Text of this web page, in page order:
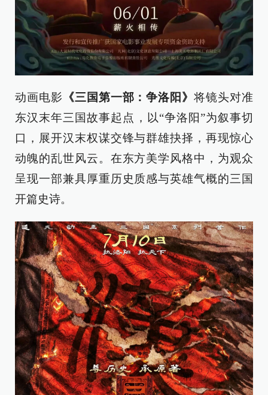
动画电影 《三国第一部：争洛阳》将镜头对准
东汉末年三国故事起点，以“争洛阳”为叙事切
口，展开汉末权谋交锋与群雄抉择，再现惊心
动魄的乱世风云。在东方美学风格中，为观众
呈现一部兼具厚重历史质感与英雄气概的三国
开篇史诗。